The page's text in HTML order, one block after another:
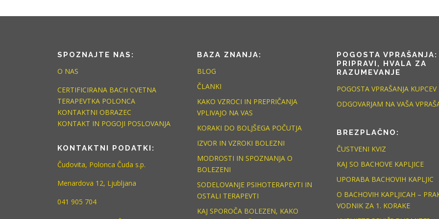
SPOZNAJTE NAS:
O NAS
CERTIFICIRANA BACH CVETNA
TERAPEVTKA POLONCA
KONTAKTNI OBRAZEC
KONTAKT IN POGOJI POSLOVANJA
KONTAKTNI PODATKI:
Čudovita, Polonca Čuda s.p.
Menardova 12, Ljubljana
041 905 704
BAZA ZNANJA:
BLOG
ČLANKI
KAKO VZROCI IN PREPRIČANJA
VPLIVAJO NA VAS
KORAKI DO BOLJŠEGA POČUTJA
IZVOR IN VZROKI BOLEZNI
MODROSTI IN SPOZNANJA O
BOLEZENI
SODELOVANJE PSIHOTERAPEVTI IN
OSTALI TERAPEVTI
KAJ SPOROČA BOLEZEN, KAKO
POGOSTA
PRIPRAVI, HVALA ZA
RAZUMEVANJE
POGOSTA VPRAŠANJA
ODGOVARJAM NA VAŠA
BREZPLAČNO:
ČUSTVENI KVIZ
KAJ SO BACHOVE KAPLJICE
UPORABA BACHOVIH KAPLJIC
O BACHOVIH KAPLJICAH –
VODNIK ZA 1. KORAKE